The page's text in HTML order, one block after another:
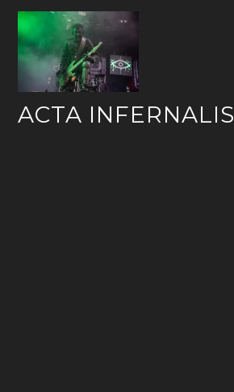
Skip
content
ACTA INFERNALIS